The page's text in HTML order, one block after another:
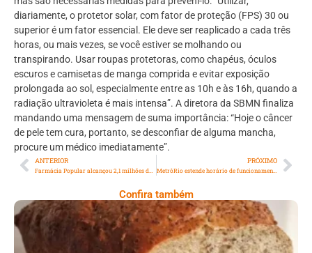
diariamente, o protetor solar, com fator de proteção (FPS) 30 ou
superior é um fator essencial. Ele deve ser reaplicado a cada três
horas, ou mais vezes, se você estiver se molhando ou
transpirando. Usar roupas protetoras, como chapéus, óculos
escuros e camisetas de manga comprida e evitar exposição
prolongada ao sol, especialmente entre as 10h e às 16h, quando a
radiação ultravioleta é mais intensa”. A diretora da SBMN finaliza
mandando uma mensagem de suma importância: “Hoje o câncer
de pele tem cura, portanto, se desconfiar de alguma mancha,
procure um médico imediatamente”.
ANTERIOR
Farmácia Popular alcançou 2,1 milhões de fluminenses em 2023
PRÓXIMO
MetrôRio estende horário de funcionamento para ensaios na Sapucaí aos domingos
Confira também